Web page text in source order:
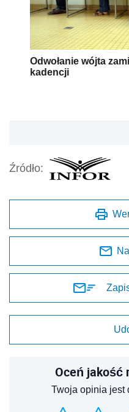
Odwołanie wójta
kadencji
Źródło:
Oceń jakość
Twoja opinia jest